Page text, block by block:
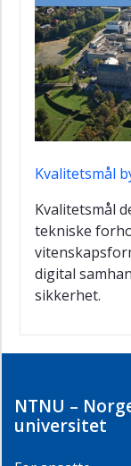
Kvalitetsmål
Kvalitetsmål
tekniske
digital
sikkerhet.
NTNU –
universitet